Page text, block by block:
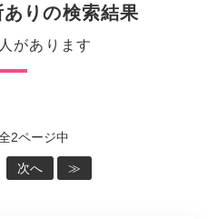
りの検索結果
があります
2ページ中
次へ ≫